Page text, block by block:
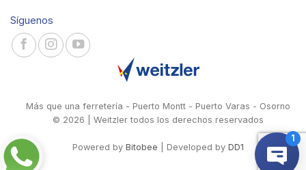
Síguenos
Más que una ferretería - Puerto Montt - Puerto Varas - Osorno
© 2026 | Weitzler todos los derechos reservados
Powered by Bitobee | Developed by DD1